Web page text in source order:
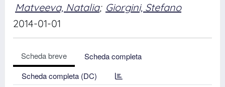
Matveeva, Natalia; Giorgini, Stefano
2014-01-01
Scheda breve
Scheda completa
Scheda completa (DC)